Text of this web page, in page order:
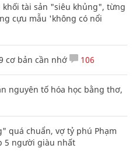
tài sản "siêu khủng", từng
cựu mẫu 'không có nổi
cơ bản cần nhớ 106
nguyên tố hóa học bằng thơ,
quá chuẩn, vợ tỷ phú Phạm
5 người giàu nhất